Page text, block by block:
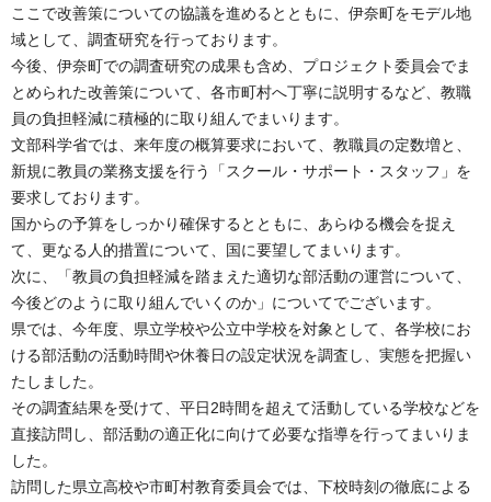
ここで改善策についての協議を進めるとともに、伊奈町をモデル地
域として、調査研究を行っております。
今後、伊奈町での調査研究の成果も含め、プロジェクト委員会でま
とめられた改善策について、各市町村へ丁寧に説明するなど、教職
員の負担軽減に積極的に取り組んでまいります。
文部科学省では、来年度の概算要求において、教職員の定数増と、
新規に教員の業務支援を行う「スクール・サポート・スタッフ」を
要求しております。
国からの予算をしっかり確保するとともに、あらゆる機会を捉え
て、更なる人的措置について、国に要望してまいります。
次に、「教員の負担軽減を踏まえた適切な部活動の運営について、
今後どのように取り組んでいくのか」についてでございます。
県では、今年度、県立学校や公立中学校を対象として、各学校にお
ける部活動の活動時間や休養日の設定状況を調査し、実態を把握い
たしました。
その調査結果を受けて、平日2時間を超えて活動している学校などを
直接訪問し、部活動の適正化に向けて必要な指導を行ってまいりま
した。
訪問した県立高校や市町村教育委員会では、下校時刻の徹底による